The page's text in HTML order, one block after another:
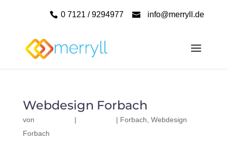
0 7121 / 9294977 info@merryll.de
Webdesign Forbach
von | | Forbach Webdesign
Forbach